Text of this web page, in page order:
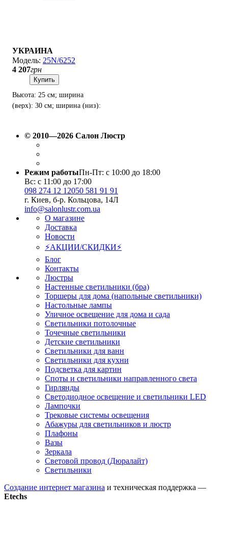
УКРАИНА
25N/6252
4 207грн
Купить
Высота: 25 см; ширина
(верх): 30 см; ширина (низ):
© 2010—2026 Салон Люстр
Режим работыПн-Пт: с 10:00 до 18:00
Вс: с 11:00 до 17:00
098 274 12 12050 581 91 91
г. Киев, б-р. Кольцова, 14Л
info@salonlustr.com.ua
О магазине
Доставка
Новости
⚡АКЦИИ/СКИДКИ⚡
Блог
Контакты
Люстры
Настенные светильники (бра)
Торшеры для дома (напольные светильники)
Настольные лампы
Уличное освещение для дома и сада
Светильники потолочные
Точечные светильники
Детские светильники
Светильники для ванн
Светильники для кухни
Подсветка для картин
Споты и светильники направленного света
Гирлянды
Светодиодное освещение и светильники LED
Лампочки
Трековые системы освещения
Абажуры для светильников и люстр
Плафоны
Вазы
Зеркала
Световой провод (Дюралайт)
Светильники
Создание интернет магазина и техническая поддержка —
Etechs